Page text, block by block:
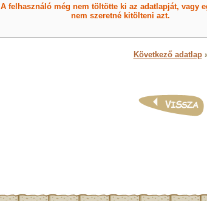
A felhasználó még nem töltötte ki az adatlapját, vagy
nem szeretné kitölteni azt.
Következő adatlap